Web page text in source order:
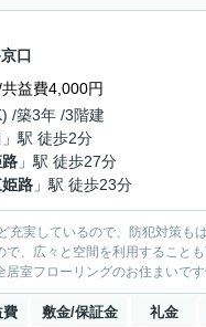
口
益費4,000円
/築3年 /3階建
」駅 徒歩2分
」駅 徒歩27分
路 」駅 徒歩23分
充実しているので、防犯対策
、広々と空間を利用すること
室フローリングのお住まいで
費 敷金/保証金 礼金